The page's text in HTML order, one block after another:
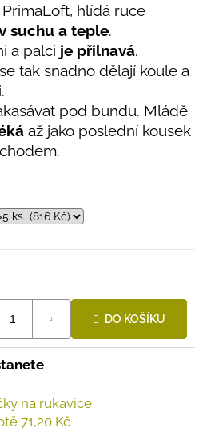
hlídá ruce
suchu a teple.
a palci je přilnavá.
tak snadno dělají koule a
pod bundu. Mládě
až jako poslední kousek
DO KOŠÍKU
na rukavice
71,20 Kč